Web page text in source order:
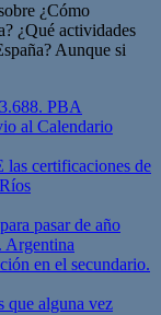
¿Cómo
¿Qué actividades
Aunque si